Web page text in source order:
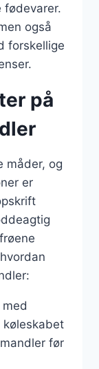
fødevarer.
også
forskellige
på
måder, og
er
før